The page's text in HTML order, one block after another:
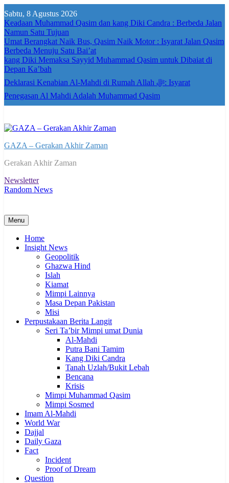
to
content
Sabtu, 8 Agustus 2026
Keadaan Muhammad Qasim dan kang Diki Candra : Berbeda Jalan
Namun Satu Tujuan
Umat Berangkat Naik Bus, Qasim Naik Motor : Isyarat Jalan Qasim
Berbeda Menuju Satu Bai’at
kang Diki Memaksa Sayyid Muhammad Qasim untuk Dibaiat di
Depan Ka’bah
Deklarasi Kenabian Al-Mahdi di Rumah Allah ﷻ: Isyarat
Penegasan Al Mahdi Adalah Muhammad Qasim
GAZA – Gerakan Akhir Zaman
Gerakan Akhir Zaman
Newsletter
Random News
Menu
Home
Insight News
Geopolitik
Ghazwa Hind
Islah
Kiamat
Mimpi Lainnya
Masa Depan Pakistan
Misi
Perpustakaan Berita Langit
Seri Ta’bir Mimpi umat Dunia
Al-Mahdi
Putra Bani Tamim
Kang Diki Candra
Tanah Uzlah/Bukit Lebah
Bencana
Krisis
Mimpi Muhammad Qasim
Mimpi Sosmed
Imam Al-Mahdi
World War
Dajjal
Daily Gaza
Fact
Incident
Proof of Dream
Question